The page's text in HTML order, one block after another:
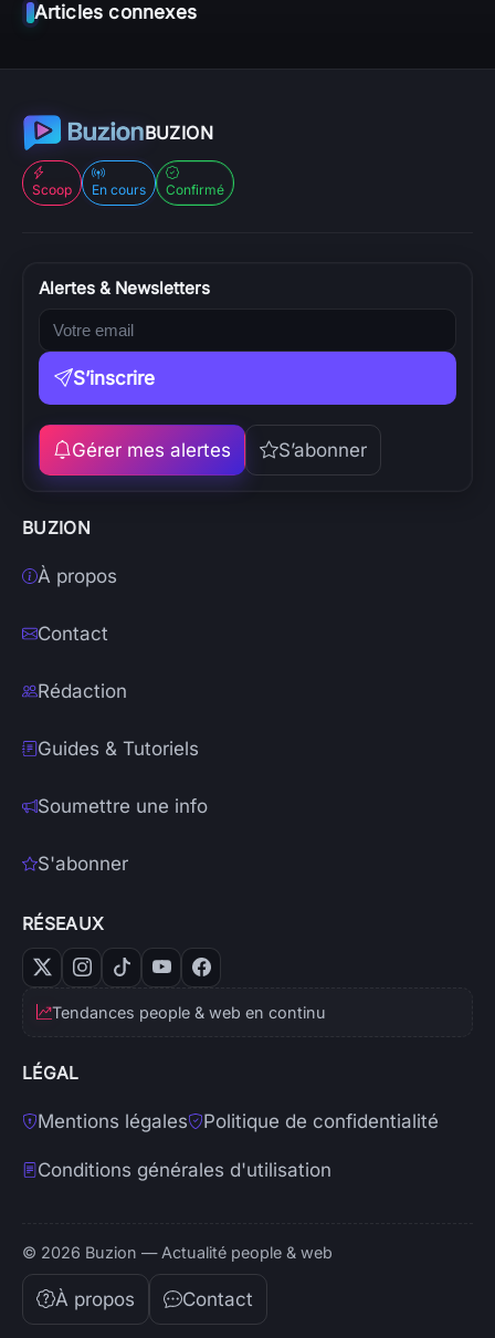
Articles connexes
BUZION
Scoop En cours Confirmé
Alertes & Newsletters
S’inscrire
Gérer mes alertes S’abonner
BUZION
À propos
Contact
Rédaction
Guides & Tutoriels
Soumettre une info
S'abonner
RÉSEAUX
Tendances people & web en continu
LÉGAL
Mentions légales Politique de confidentialité
Conditions générales d'utilisation
© 2026 Buzion — Actualité people & web
À propos Contact